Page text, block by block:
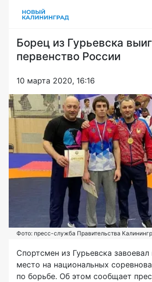
Борец из Гурьевска
первенство России
10 марта 2020, 16:16
Фото: пресс-служба Правительства
Спортсмен из Гурьевска завоевал
место на национальных
по борьбе. Об этом сообщает